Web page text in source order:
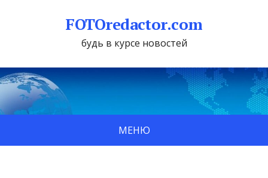
FOTOredactor.com
будь в курсе новостей
МЕНЮ